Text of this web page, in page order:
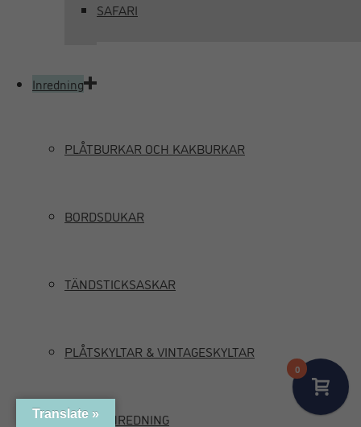
SAFARI
Inredning
PLÅTBURKAR OCH KAKBURKAR
BORDSDUKAR
TÄNDSTICKSASKAR
PLÅTSKYLTAR & VINTAGESKYLTAR
MARIN INREDNING
0
Translate »